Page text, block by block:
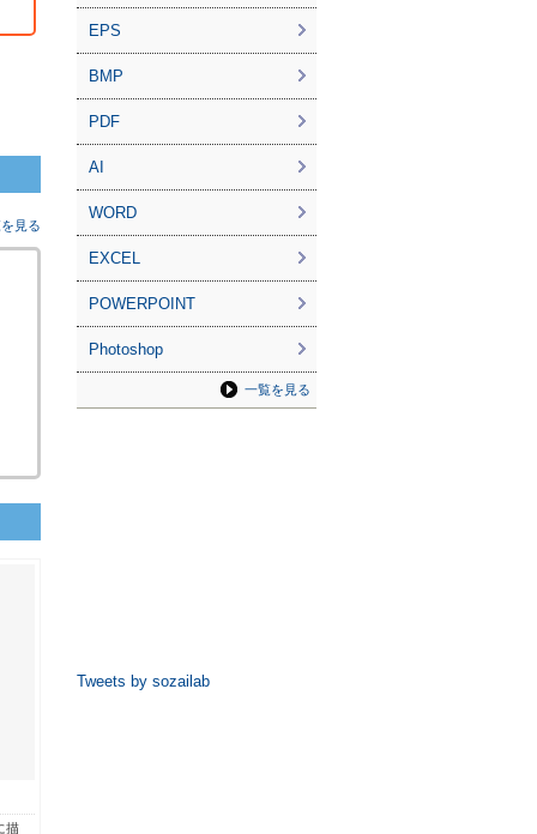
見る
描
EPS
BMP
PDF
AI
WORD
EXCEL
POWERPOINT
Photoshop
一覧を見る
Tweets by sozailab